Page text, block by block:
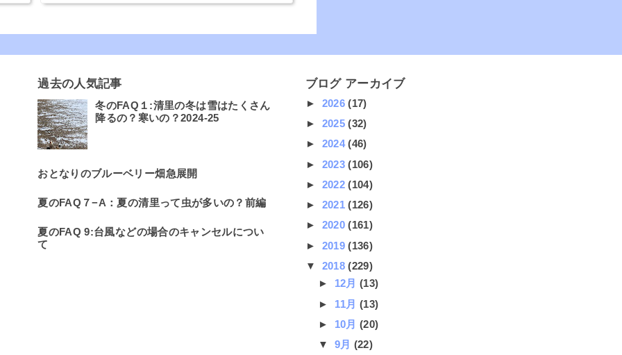
過去の人気記事
冬のFAQ１:清里の冬は雪はたくさん
降るの？寒いの？2024-25
おとなりのブルーベリー畑急展開
夏のFAQ７−A：夏の清里って虫が多いの？前編
夏のFAQ 9:台風などの場合のキャンセルについ
て
ブログ アーカイブ
► 2026(17)
► 2025(32)
► 2024(46)
► 2023(106)
► 2022(104)
► 2021(126)
► 2020(161)
► 2019(136)
▼ 2018(229)
► 12月(13)
► 11月(13)
► 10月(20)
▼ 9月 (22)